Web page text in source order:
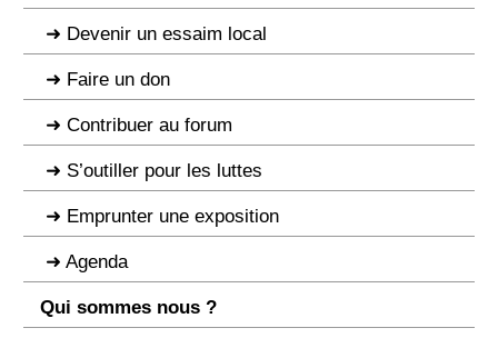
Devenir un essaim local
Faire un don
Contribuer au forum
S’outiller pour les luttes
Emprunter une exposition
Agenda
Qui sommes nous ?